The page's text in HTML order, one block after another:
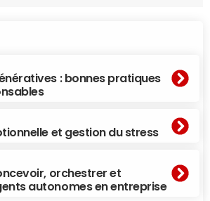
: bonnes pratiques
et gestion du stress
orchestrer et
autonomes en entreprise